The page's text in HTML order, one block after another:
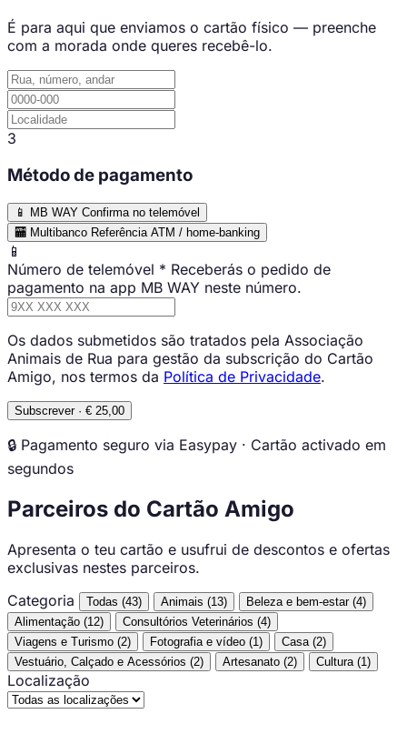
É para aqui que enviamos o cartão físico — preenche
com a morada onde queres recebê-lo.
3
Método de pagamento
📱 MB WAY Confirma no telemóvel
🏧 Multibanco Referência ATM / home-banking
📱
Número de telemóvel * Receberás o pedido de
pagamento na app MB WAY neste número.
Os dados submetidos são tratados pela Associação
Animais de Rua para gestão da subscrição do Cartão
Amigo, nos termos da Política de Privacidade.
Subscrever · € 25,00
🔒 Pagamento seguro via Easypay · Cartão activado em
segundos
Parceiros do Cartão Amigo
Apresenta o teu cartão e usufrui de descontos e ofertas
exclusivas nestes parceiros.
Categoria
Todas (43) Animais (13) Beleza e bem-estar (4)
Alimentação (12) Consultórios Veterinários (4)
Viagens e Turismo (2) Fotografia e vídeo (1) Casa (2)
Vestuário, Calçado e Acessórios (2) Artesanato (2) Cultura (1)
Localização